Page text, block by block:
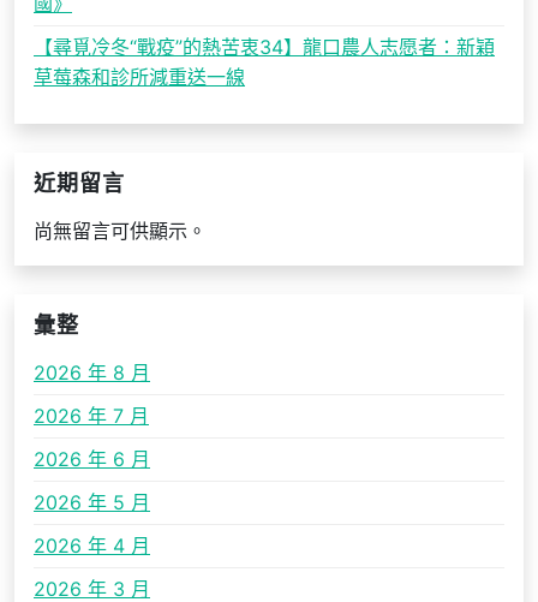
【尋覓冷冬“戰疫”的熱苦衷34】龍口農人志愿者：新穎
草莓森和診所減重送一線
近期留言
尚無留言可供顯示。
彙整
2026 年 8 月
2026 年 7 月
2026 年 6 月
2026 年 5 月
2026 年 4 月
2026 年 3 月